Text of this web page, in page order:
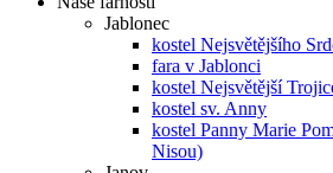
Jablonec
kostel Nejsvětějšího
fara v Jablonci
kostel Nejsvětější
kostel sv. Anny
kostel Panny Marie
Nisou)